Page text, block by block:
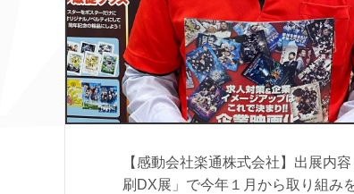
【感動会社楽通株式会社】出展内
刷DX展」で今年１月から取り組み